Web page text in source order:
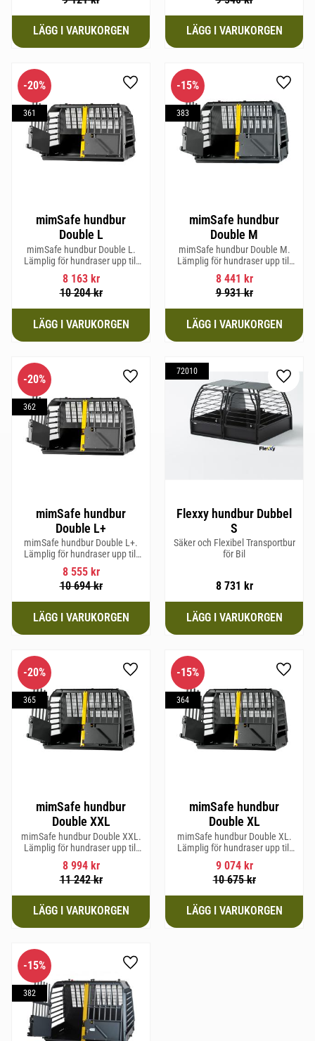
mimSafe hundbur
Double L
mimSafe hundbur Double L.
Lämplig för hundraser upp till
58 cm i mankhöjd.
8 163kr
10 204kr
20%
361
Lägg till i favoriter
mimSafe hundbur
Double M
mimSafe hundbur Double M.
Lämplig för hundraser upp till
58 cm i mankhöjd.
8 441 kr
9 931kr
15%
383
Lägg
mimSafe hundbur
Double L+
mimSafe hundbur Double L+.
Lämplig för hundraser upp till
62 cm i mankhöjd
8 555kr
10 694kr
20%
362
Lägg till i favoriter
Flexxy hundbur Dubbel
S
Säker och Flexibel Transportbur
för Bil
8 731 kr
72010
Lägg
mimSafe hundbur
Double XXL
mimSafe hundbur Double XXL.
Lämplig för hundraser upp till
64 cm i mankhöjd.
8 994kr
11 242kr
20%
365
Lägg till i favoriter
mimSafe hundbur
Double XL
mimSafe hundbur Double XL.
Lämplig för hundraser upp till
64 cm i mankhöjd.
9 074kr
10 675kr
15%
364
Lägg
15%
382
Lägg till i favoriter